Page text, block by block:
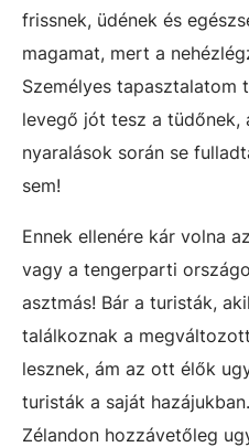
frissnek, üdének és
magamat, mert a
Személyes tapasztalatom
levegő jót tesz a tüdőnek,
nyaralások során se
sem!
Ennek ellenére kár volna
vagy a tengerparti
asztmás! Bár a turisták,
találkoznak a
lesznek, ám az ott élők
turisták a saját
Zélandon hozzávetőleg